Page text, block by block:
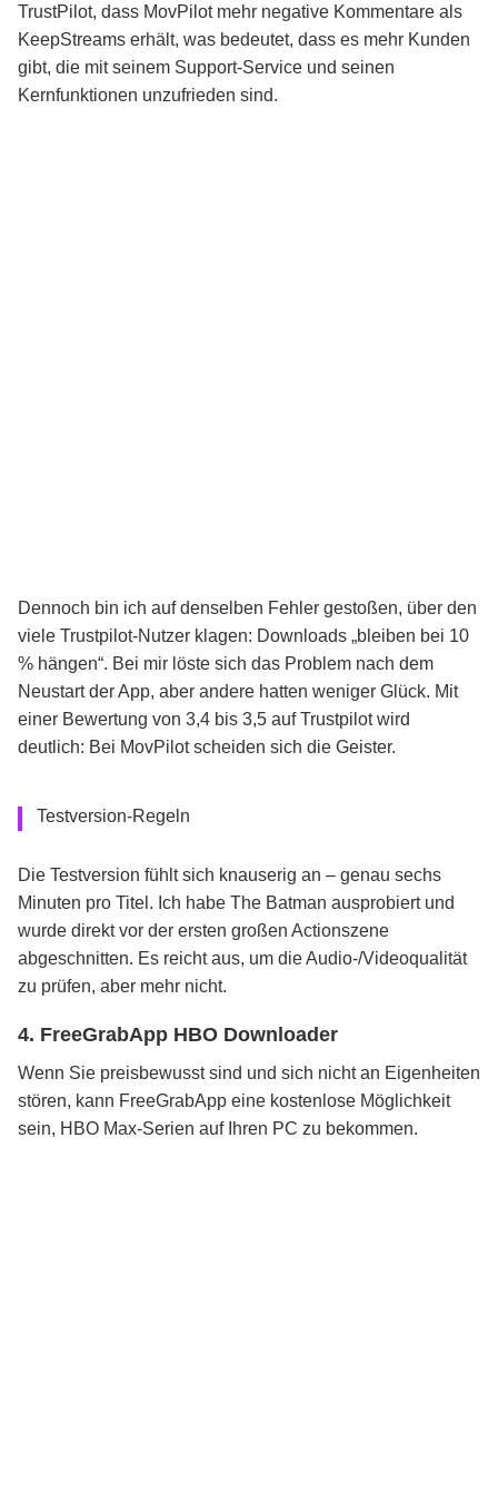
TrustPilot, dass MovPilot mehr negative Kommentare als
KeepStreams erhält, was bedeutet, dass es mehr Kunden
gibt, die mit seinem Support-Service und seinen
Kernfunktionen unzufrieden sind.
Dennoch bin ich auf denselben Fehler gestoßen, über den
viele Trustpilot-Nutzer klagen: Downloads „bleiben bei 10
% hängen“. Bei mir löste sich das Problem nach dem
Neustart der App, aber andere hatten weniger Glück. Mit
einer Bewertung von 3,4 bis 3,5 auf Trustpilot wird
deutlich: Bei MovPilot scheiden sich die Geister.
Testversion-Regeln
Die Testversion fühlt sich knauserig an – genau sechs
Minuten pro Titel. Ich habe The Batman ausprobiert und
wurde direkt vor der ersten großen Actionszene
abgeschnitten. Es reicht aus, um die Audio-/Videoqualität
zu prüfen, aber mehr nicht.
4. FreeGrabApp HBO Downloader
Wenn Sie preisbewusst sind und sich nicht an Eigenheiten
stören, kann FreeGrabApp eine kostenlose Möglichkeit
sein, HBO Max-Serien auf Ihren PC zu bekommen.